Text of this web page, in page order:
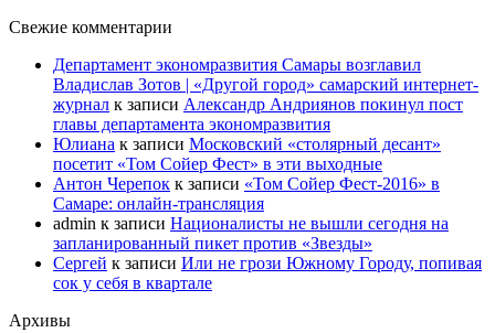
Свежие комментарии
Департамент экономразвития Самары возглавил
Владислав Зотов | «Другой город» самарский интернет-
журнал к записи Александр Андриянов покинул пост
главы департамента экономразвития
Юлиана к записи Московский «столярный десант»
посетит «Том Сойер Фест» в эти выходные
Антон Черепок к записи «Том Сойер Фест-2016» в
Самаре: онлайн-трансляция
admin к записи Националисты не вышли сегодня на
запланированный пикет против «Звезды»
Сергей к записи Или не грози Южному Городу, попивая
сок у себя в квартале
Архивы